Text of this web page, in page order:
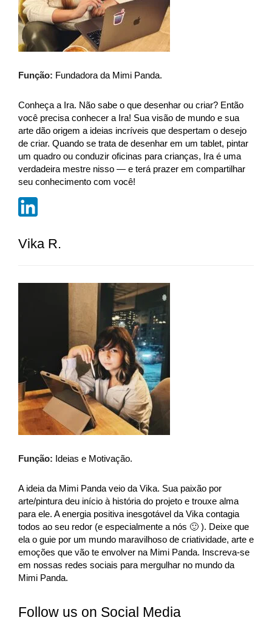
Função: Fundadora da Mimi Panda.
Conheça a Ira. Não sabe o que desenhar ou criar? Então
você precisa conhecer a Ira! Sua visão de mundo e sua
arte dão origem a ideias incríveis que despertam o desejo
de criar. Quando se trata de desenhar em um tablet, pintar
um quadro ou conduzir oficinas para crianças, Ira é uma
verdadeira mestre nisso — e terá prazer em compartilhar
seu conhecimento com você!
Vika R.
Função: Ideias e Motivação.
A ideia da Mimi Panda veio da Vika. Sua paixão por
arte/pintura deu início à história do projeto e trouxe alma
para ele. A energia positiva inesgotável da Vika contagia
todos ao seu redor (e especialmente a nós 🙂 ). Deixe que
ela o guie por um mundo maravilhoso de criatividade, arte e
emoções que vão te envolver na Mimi Panda. Inscreva-se
em nossas redes sociais para mergulhar no mundo da
Mimi Panda.
Follow us on Social Media